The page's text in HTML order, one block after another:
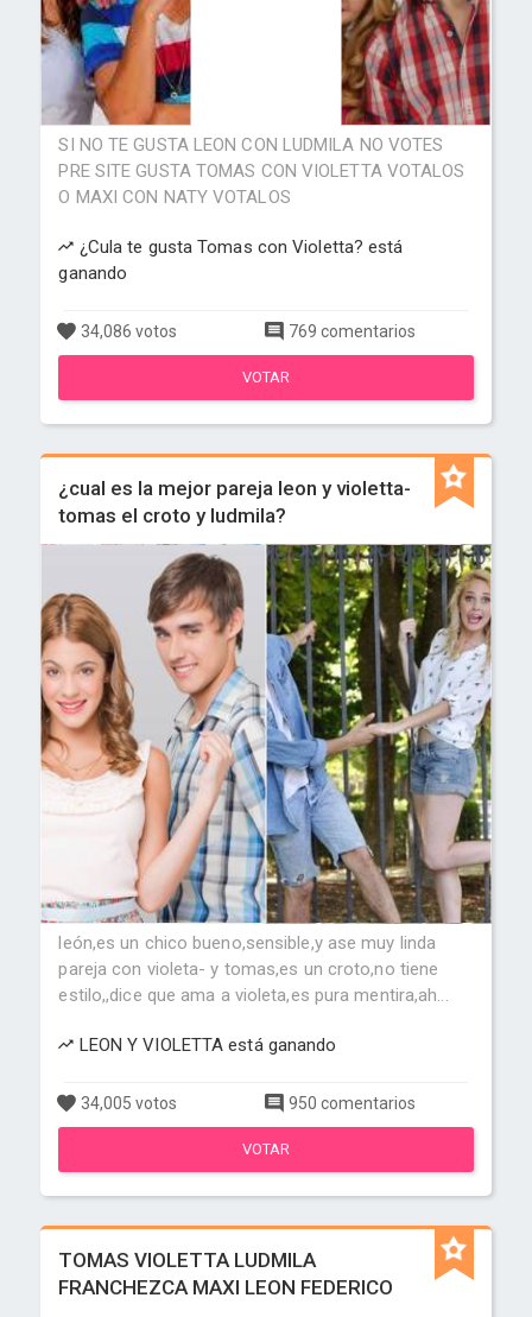
SI NO TE GUSTA LEON CON LUDMILA NO VOTES
PRE SITE GUSTA TOMAS CON VIOLETTA VOTALOS
O MAXI CON NATY VOTALOS
¿Cula te gusta Tomas con Violetta? está
ganando
34,086 votos 769 comentarios
VOTAR
¿cual es la mejor pareja leon y violetta-
tomas el croto y ludmila?
león,es un chico bueno,sensible,y ase muy linda
pareja con violeta- y tomas,es un croto,no tiene
estilo,,dice que ama a violeta,es pura mentira,ah...
LEON Y VIOLETTA está ganando
34,005 votos 950 comentarios
VOTAR
TOMAS VIOLETTA LUDMILA
FRANCHEZCA MAXI LEON FEDERICO